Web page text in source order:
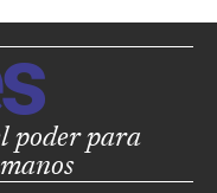
poder para